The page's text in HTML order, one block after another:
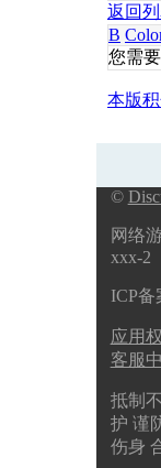
返回
B
您需
本版
©
网络
xxx-2
ICP备
应用
客服
抵制
护 谨
伤身